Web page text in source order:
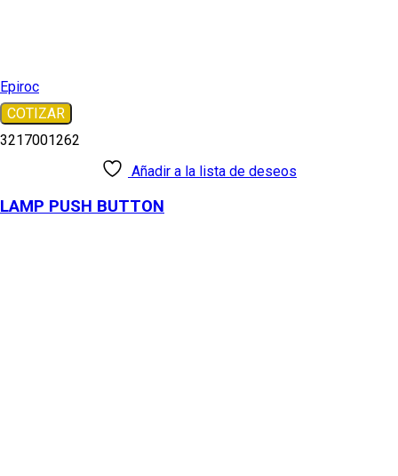
Epiroc
COTIZAR
3217001262
Añadir a la lista de deseos
LAMP PUSH BUTTON